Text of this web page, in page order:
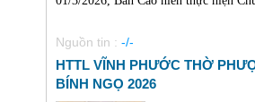
Nguồn tin : -/-
HTTL VĨNH PHƯỚC THỜ
BÍNH NGỌ 2026